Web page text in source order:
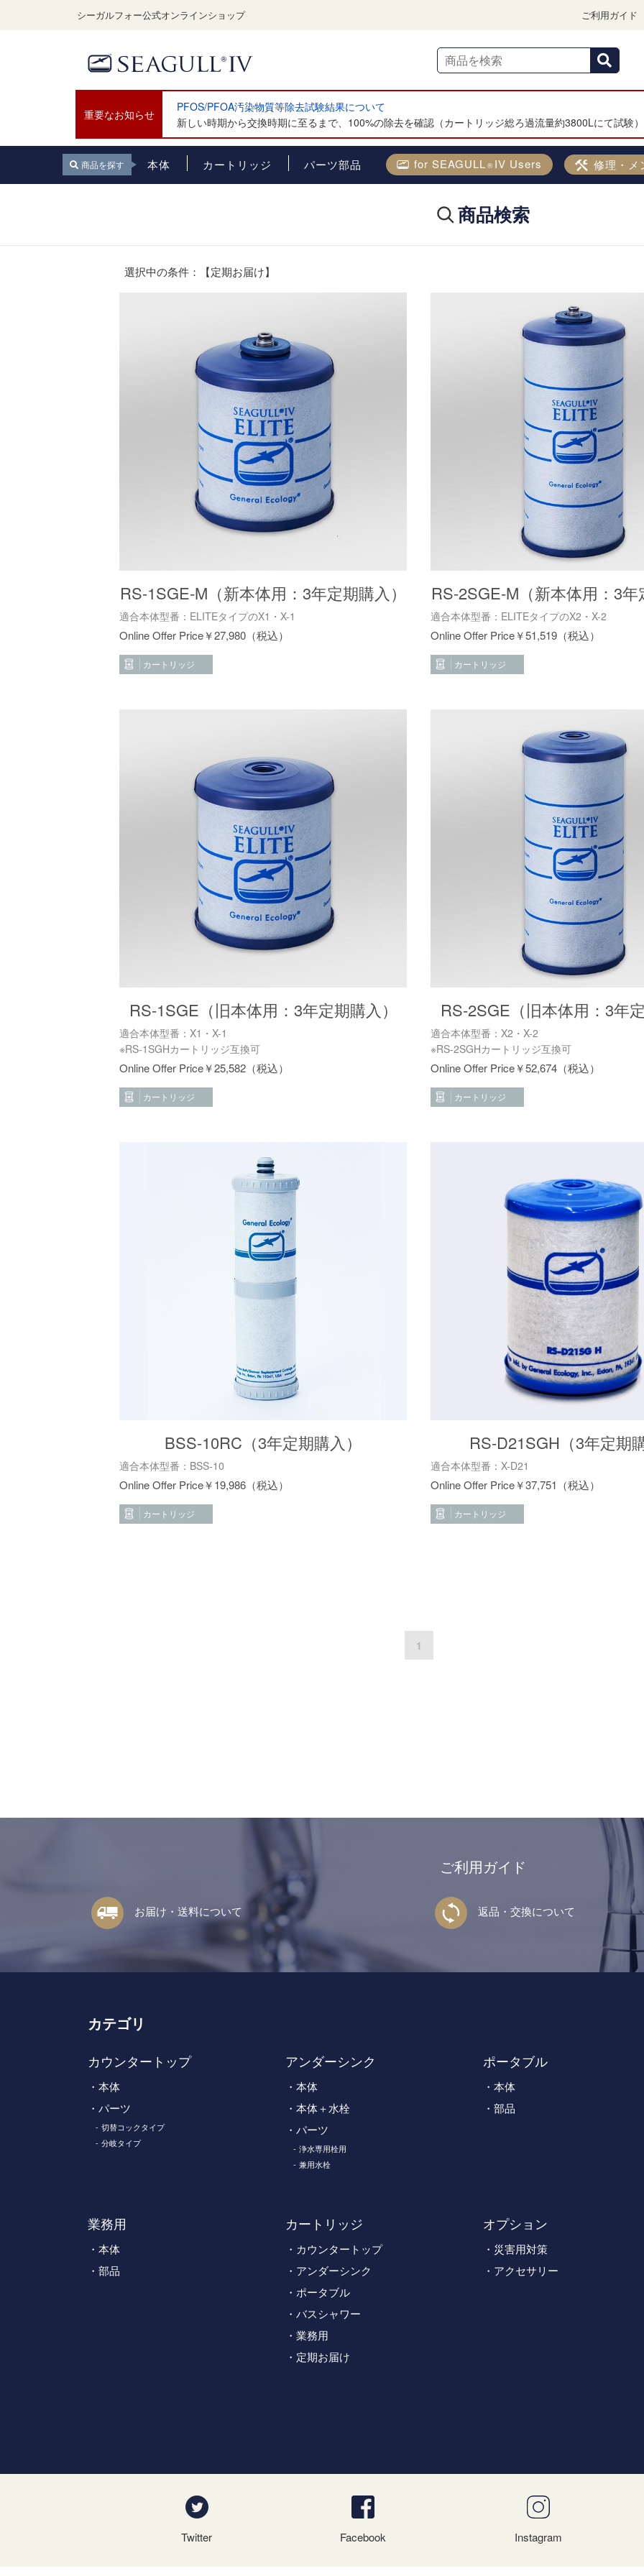
シーガルフォー公式オンラインショップ ご利用ガイド
重要なお知らせ
PFOS/PFOA汚染物質等除去試験結果について
新しい時期から交換時期に至るまで、100%の除去を確認（カートリッジ総ろ過流量約3800Lにて試験）
商品を探す 本体 カートリッジ パーツ部品 for SEAGULL ® IV Users 修理・メ
商品検索
選択中の条件：【定期お届け】
RS-1SGE-M（新本体用：3年定期購入）
適合本体型番：ELITEタイプのX1・X-1
￥27,980
カートリッジ
RS-2SGE-M（新本体用：3
適合本体型番：ELITEタイプのX2・X-2
￥51,519
カートリッジ
RS-1SGE（旧本体用：3年定期購入）
適合本体型番：X1・X-1
※RS-1SGHカートリッジ互換可
￥25,582
カートリッジ
RS-2SGE（旧本体用：3年
適合本体型番：X2・X-2
※RS-2SGHカートリッジ互換可
￥52,674
カートリッジ
BSS-10RC（3年定期購入）
適合本体型番：BSS-10
￥19,986
カートリッジ
RS-D21SGH（3年定期
適合本体型番：X-D21
￥37,751
カートリッジ
1
ご利用ガイド
お届け・送料について 返品・交換について
カテゴリ
カウンタートップ
本体
パーツ
切替コックタイプ
分岐タイプ
アンダーシンク
本体
本体＋水栓
パーツ
浄水専用栓用
兼用水栓
ポータブル
本体
部品
業務用
本体
部品
カートリッジ
カウンタートップ
アンダーシンク
ポータブル
バスシャワー
業務用
定期お届け
オプション
災害用対策
アクセサリー
Twitter Facebook Instagram